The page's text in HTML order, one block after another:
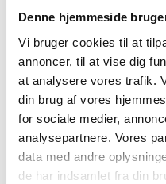
Denne hjemmeside
Vi bruger cookies til at
annoncer, til at vise dig
at analysere vores trafik.
din brug af vores
for sociale medier,
analysepartnere. Vores
data med andre
de har indsamlet fra din